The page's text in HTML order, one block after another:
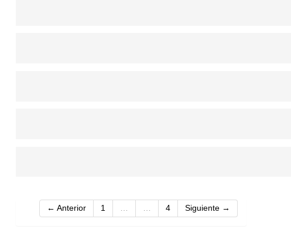
← Anterior 1 … … 4 Siguiente →